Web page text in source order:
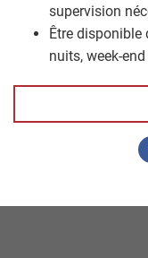
supervision
Être disponible
nuits, week-